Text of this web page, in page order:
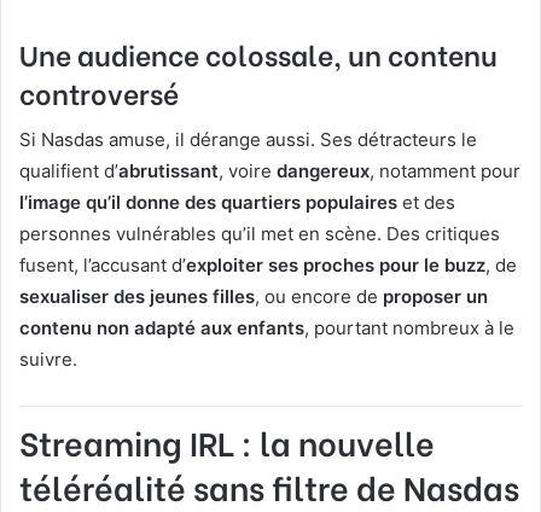
Une audience colossale, un contenu
controversé
Si Nasdas amuse, il dérange aussi. Ses détracteurs le
qualifient d’abrutissant, voire dangereux, notamment pour
l’image qu’il donne des quartiers populaires et des
personnes vulnérables qu’il met en scène. Des critiques
fusent, l’accusant d’exploiter ses proches pour le buzz, de
sexualiser des jeunes filles, ou encore de proposer un
contenu non adapté aux enfants, pourtant nombreux à le
suivre.
Streaming IRL : la nouvelle
téléréalité sans filtre de Nasdas